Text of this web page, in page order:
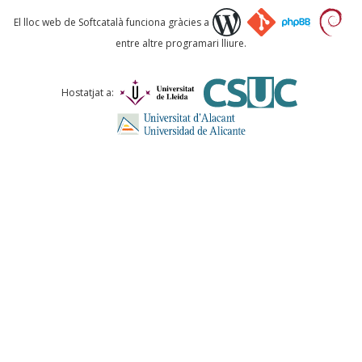
Què proposeu?
Comentari *
El lloc web de Softcatalà funciona gràcies a
entre altre programari lliure.
Hostatjat a: